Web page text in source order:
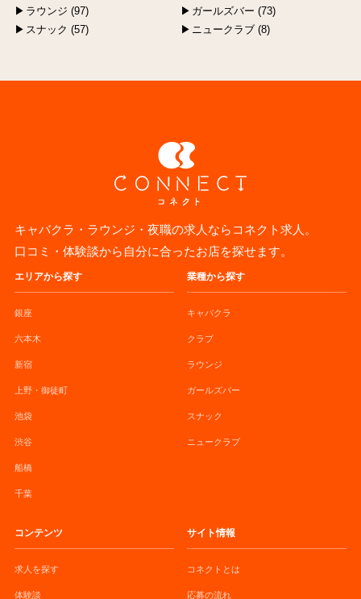
ラウンジ (97)
ガールズバー (73)
スナック (57)
ニュークラブ (8)
キャバクラ・ラウンジ・夜職の求人ならコネクト求人。
口コミ・体験談から自分に合ったお店を探せます。
エリアから探す
銀座
六本木
新宿
上野・御徒町
池袋
渋谷
船橋
千葉
業種から探す
キャバクラ
クラブ
ラウンジ
ガールズバー
スナック
ニュークラブ
コンテンツ
求人を探す
体験談
サイト情報
コネクトとは
応募の流れ